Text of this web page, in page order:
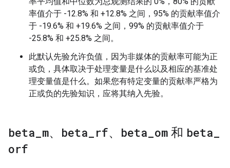
率值介于 -12.8% 和 +12.8% 之间，95% 的贡献率值介
于 -19.6% 和 +19.6% 之间，99% 的贡献率值介于
-25.8% 和 +25.8% 之间。
此默认先验允许负值，因为非媒体的贡献率可能为正
或负，具体取决于处理变量是什么以及相应的基准处
理变量值是什么。如果您有特定变量的贡献率严格为
正或负的先验知识，应将其纳入先验。
beta m、 beta rf、 beta om 和 beta
orf